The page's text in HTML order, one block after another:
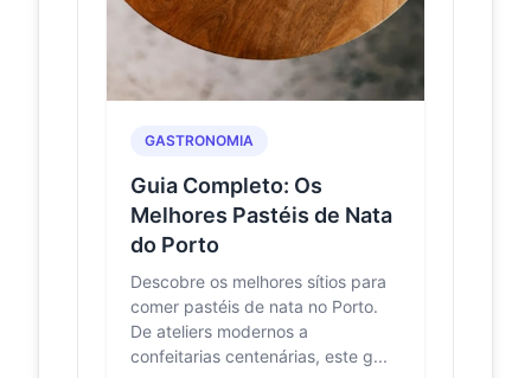
Gaia - Portugal
Its opening took place on November
4th, 1877, and was attended by
Queen Maria Pia and her husband,
Wikipédia
Le pont Maria Pia est un grand
viaduc ferroviaire qui franchit le
Ponte Maria Pia –
Wikipedia
Die Ponte Maria Pia, auch Ponte D.
GASTRONOMIA
Guia Completo: Os
Melhores Pastéis de Nata
do Porto
Descobre os melhores sítios para
comer pastéis de nata no Porto.
De ateliers modernos a
confeitarias centenárias, este g...